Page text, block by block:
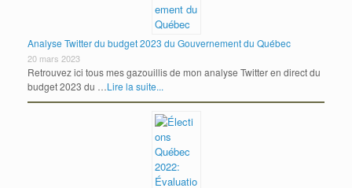
Analyse Twitter du budget 2023 du Gouvernement du Québec
20 mars 2023
Retrouvez ici tous mes gazouillis de mon analyse Twitter en direct du
budget 2023 du …Lire la suite...